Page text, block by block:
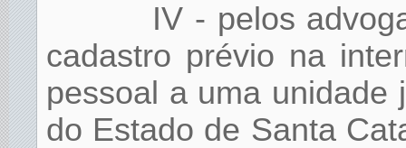
IV - pelos
cadastro prévio na
pessoal a uma unidade
do Estado de Santa